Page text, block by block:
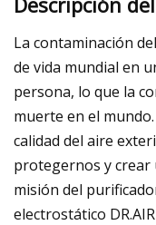
La contaminación
de vida mundial en
persona, lo que la
muerte en el
calidad del aire
protegernos y crear
misión del
electrostático